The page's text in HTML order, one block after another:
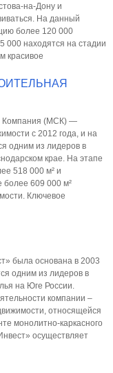
на-Дону и
На данный
более 120 000
000 находятся на стадии
красивое
Компания (МСК) —
с 2012 года, и на
одним из лидеров в
крае. На этапе
518 000 м² и
более 609 000 м²
Ключевое
была основана в 2003
одним из лидеров в
на Юге России.
компании –
относящейся
монолитно-каркасного
осуществляет